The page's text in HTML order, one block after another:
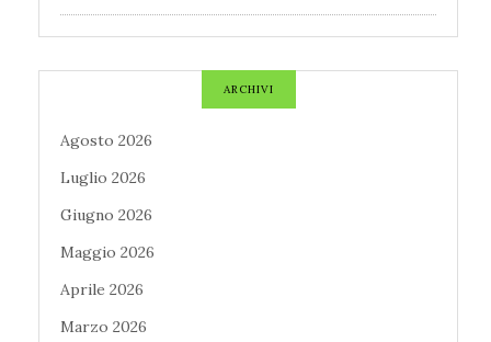
ARCHIVI
Agosto 2026
Luglio 2026
Giugno 2026
Maggio 2026
Aprile 2026
Marzo 2026